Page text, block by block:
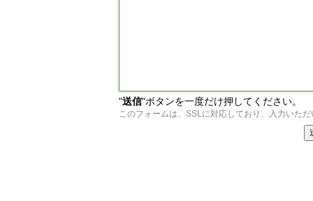
"送信"ボタンを一度だけ押してください。
このフォームは、SSLに対応しており、入力いた